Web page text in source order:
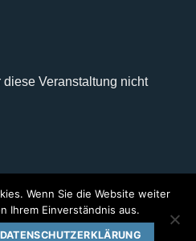
Veranstaltung nicht
IMPRESSUM KONTAKT
Deilinghofen- Design
Wenn Sie die Website weiter
Ihrem Einverständnis aus.
DATENSCHUTZERKLÄRUNG